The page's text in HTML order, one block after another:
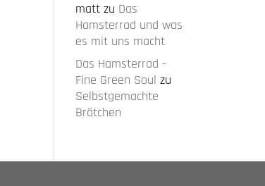
matt zu Das
Hamsterrad und was
es mit uns macht
Das Hamsterrad -
Fine Green Soul zu
Selbstgemachte
Brötchen